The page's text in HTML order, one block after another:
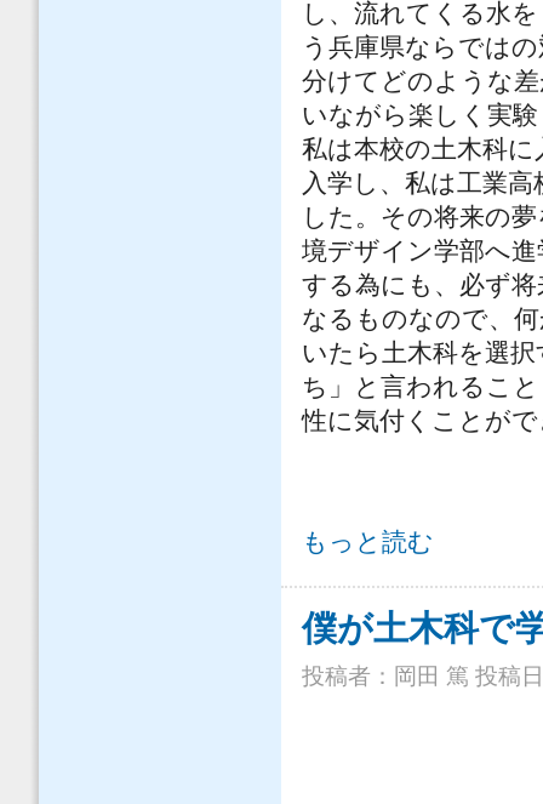
し、流れてくる水
う兵庫県ならでは
分けてどのような
いながら楽しく実
私は本校の土木科
入学し、私は工業
した。その将来の
境デザイン学部へ
する為にも、必ず
なるものなので、
いたら土木科を選
ち」と言われるこ
性に気付くことが
「僕が土木科に入って」 について
もっと読む
僕が土木科で
投稿者： 岡田 篤 投稿